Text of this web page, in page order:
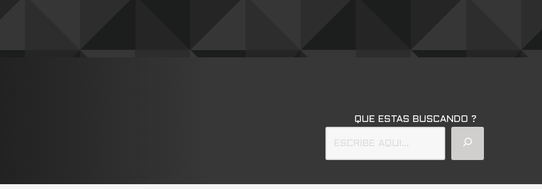
QUE ESTAS BUSCANDO ?